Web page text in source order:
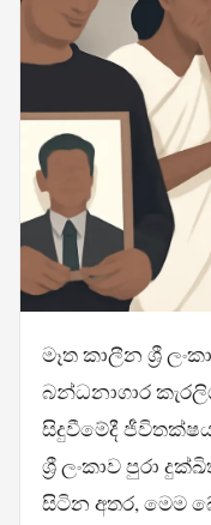
මෑත කාලීන ශ්‍රී
බන්ධනාගාර
සිදුවීමේදී
ශ්‍රී ලංකාව පුරා
සිටින අතර, මෙම